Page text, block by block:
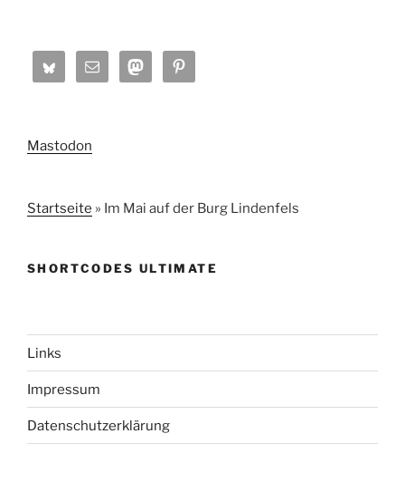
Mastodon
Startseite » Im Mai auf der Burg Lindenfels
SHORTCODES ULTIMATE
Links
Impressum
Datenschutzerklärung